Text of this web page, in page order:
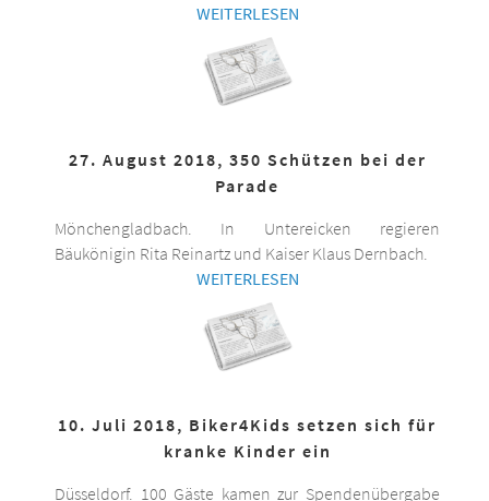
WEITERLESEN
27. August 2018, 350 Schützen bei der
Parade
Mönchengladbach. In Untereicken regieren
Bäukönigin Rita Reinartz und Kaiser Klaus Dernbach.
WEITERLESEN
10. Juli 2018, Biker4Kids setzen sich für
kranke Kinder ein
Düsseldorf. 100 Gäste kamen zur Spendenübergabe